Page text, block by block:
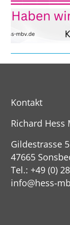
Kontakt
Richard Hess
Gildestrasse 5
47665
Tel.: +49 (0)
info@hess-